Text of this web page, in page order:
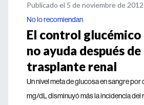
Publicado el 5 de noviembre de 2012
No lo recomiendan
El control
no ayuda después de
trasplante renal
Un nivel meta de glucosa en sangre por
mg/dL disminuyó más la incidencia del